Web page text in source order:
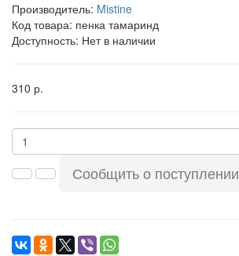
Производитель: Mistine
Код товара: пенка тамаринд
Доступность: Нет в наличии
310 р.
Сообщить о поступлении